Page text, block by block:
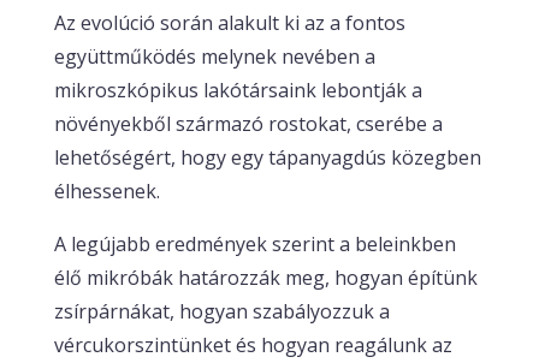
Az evolúció során alakult ki az a fontos
együttműködés melynek nevében a
mikroszkópikus lakótársaink lebontják a
növényekből származó rostokat, cserébe a
lehetőségért, hogy egy tápanyagdús közegben
élhessenek.
A legújabb eredmények szerint a beleinkben
élő mikróbák határozzák meg, hogyan építünk
zsírpárnákat, hogyan szabályozzuk a
vércukorszintünket és hogyan reagálunk az